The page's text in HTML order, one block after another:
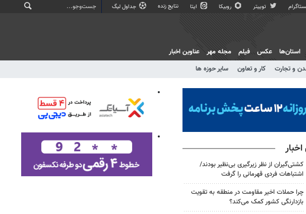
توییتر روبیکا ایتا نتایج زنده جداول لیگ
و تجارت کار و تعاون سایر حوزه ها
استان‌ها عکس فیلم مجله مهر عناوین اخبار
اخبار
کشتی‌گیران از نظر زیرگیری بی‌نظیر بودند/
اشتباهات فردی قهرمانی را گرفت
چرا حملات اخیر مقاومت در منطقه به تقویت
بازدارنگی کشور کمک می‌کند؟